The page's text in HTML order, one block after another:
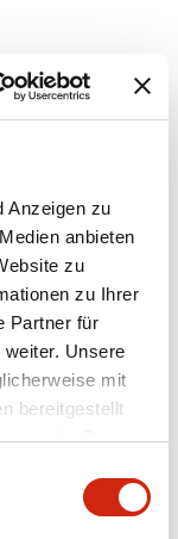
Anzeigen zu
anbieten
zu
zu Ihrer
Partner für
Unsere
mit
bereitgestellt
der Dienste